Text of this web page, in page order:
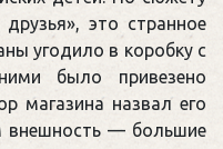
это странное
угодило в коробку с
было привезено
магазина назвал его
внешность — большие